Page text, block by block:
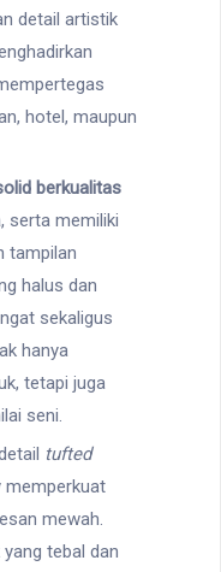
detail artistik
hotel, maupun
berkualitas
serta memiliki
tampilan
halus dan
sekaligus
hanya
tetapi juga
seni.
tufted
memperkuat
mewah.
tebal dan